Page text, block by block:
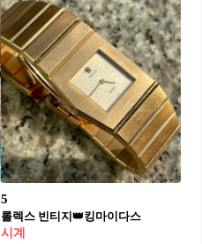
5
롤렉스 빈티지👑킹마이다스
시계